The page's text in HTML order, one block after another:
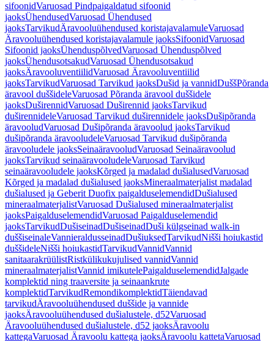
sifoonidVaruosad Pindpaigaldatud sifoonid
jaoksÜhendusedVaruosad Ühendused
jaoksTarvikudÄravooluühendused koristajavalamuleVaruosad
Äravooluühendused koristajavalamule jaoksSifoonidVaruosad
Sifoonid jaoksÜhenduspõlvedVaruosad Ühenduspõlved
jaoksÜhendusotsakudVaruosad Ühendusotsakud
jaoksÄravooluventiilidVaruosad Äravooluventiilid
jaoksTarvikudVaruosad Tarvikud jaoksDušid ja vannidDuššPõranda
äravool duššideleVaruosad Põranda äravool duššidele
jaoksDuširennidVaruosad Duširennid jaoksTarvikud
duširennideleVaruosad Tarvikud duširennidele jaoksDušipõranda
äravooludVaruosad Dušipõranda äravoolud jaoksTarvikud
dušipõranda äravooludeleVaruosad Tarvikud dušipõranda
äravooludele jaoksSeinaäravooludVaruosad Seinaäravoolud
jaoksTarvikud seinaäravooludeleVaruosad Tarvikud
seinaäravooludele jaoksKõrged ja madalad dušialusedVaruosad
Kõrged ja madalad dušialused jaoksMineraalmaterjalist madalad
dušialused ja Geberit Duofix paigalduselemendidDušialused
mineraalmaterjalistVaruosad Dušialused mineraalmaterjalist
jaoksPaigalduselemendidVaruosad Paigalduselemendid
jaoksTarvikudDušiseinadDušiseinadDuši külgseinad walk-in
duššiseinaleVannieraldusseinadDušiuksedTarvikudNišši hoiukastid
duššideleNišši hoiukastidTarvikudVannidVannid
sanitaarakrüülistRistkülikukujulised vannidVannid
mineraalmaterjalistVannid imikutelePaigalduselemendidJalgade
komplektid ning traaversite ja seinaankrute
komplektidTarvikudRemondikomplektidTäiendavad
tarvikudÄravooluühendused duššide ja vannide
jaoksÄravooluühendused dušialustele, d52Varuosad
Äravooluühendused dušialustele, d52 jaoksÄravoolu
kattegaVaruosad Äravoolu kattega jaoksÄravoolu kattetaVaruosad